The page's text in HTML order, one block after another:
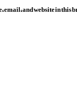
email, and website in this